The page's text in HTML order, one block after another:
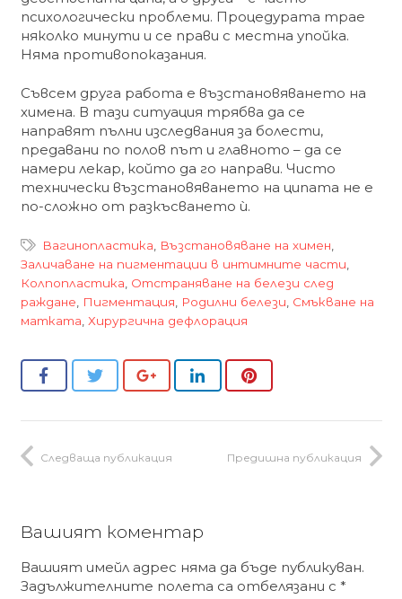
психологически проблеми. Процедурата трае
няколко минути и се прави с местна упойка.
Няма противопоказания.
Съвсем друга работа е възстановяването на
химена. В тази ситуация трябва да се
направят пълни изследвания за болести,
предавани по полов път и главното – да се
намери лекар, който да го направи. Чисто
технически възстановяването на ципата не е
по-сложно от разкъсването ѝ.
Вагинопластика Възстановяване на химен
Заличаване на пигментации в интимните части
Колпопластика Отстраняване на белези след
раждане
Пигментация Родилни белези Смъкване на
матката Хирургична дефлорация
Предишна публикация
Следваща публикация
Вашият коментар
Вашият имейл адрес няма да бъде публикуван.
Задължителните полета са отбелязани с *